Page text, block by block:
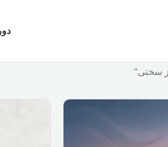
سختی”